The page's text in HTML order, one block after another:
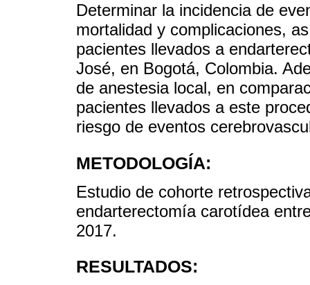
Determinar la incidencia de
mortalidad y complicaciones,
pacientes llevados a
José, en Bogotá, Colombia.
de anestesia local, en
pacientes llevados a este
riesgo de eventos
METODOLOGÍA:
Estudio de cohorte
endarterectomía carotídea
2017.
RESULTADOS: